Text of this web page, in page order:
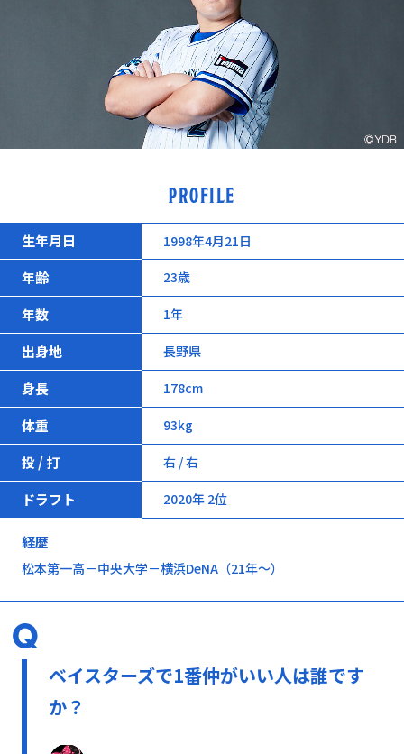
PROFILE
生年月日 1998年4月21日
年齢 23歳
年数 1年
出身地 長野県
身長 178cm
体重 93kg
投 / 打 右 / 右
ドラフト 2020年 2位
経歴
松本第一高－中央大学－横浜DeNA（21年～）
ベイスターズで1番仲がいい人は誰です
か？